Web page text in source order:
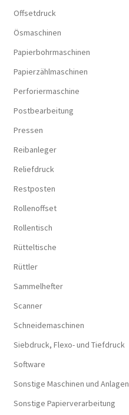
Offsetdruck
Ösmaschinen
Papierbohrmaschinen
Papierzählmaschinen
Perforiermaschine
Postbearbeitung
Pressen
Reibanleger
Reliefdruck
Restposten
Rollenoffset
Rollentisch
Rütteltische
Rüttler
Sammelhefter
Scanner
Schneidemaschinen
Siebdruck, Flexo- und Tiefdruck
Software
Sonstige Maschinen und Anlagen
Sonstige Papierverarbeitung